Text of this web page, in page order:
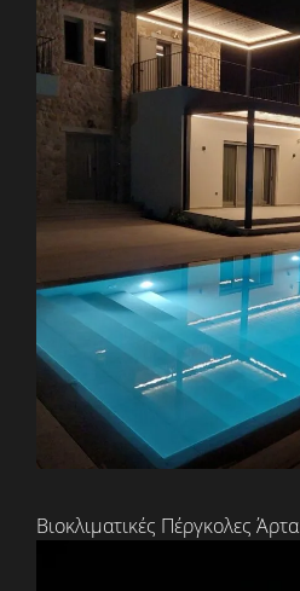
Βιοκλιματικές Πέργκολες Άρτα